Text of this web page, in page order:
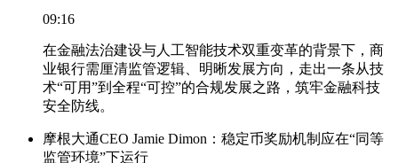
09:16
在金融法治建设与人工智能技术双重变革的背景下，商
业银行需厘清监管逻辑、明晰发展方向，走出一条从技
术“可用”到全程“可控”的合规发展之路，筑牢金融科技
安全防线。
摩根大通CEO Jamie Dimon：稳定币奖励机制应在“同等
监管环境”下运行